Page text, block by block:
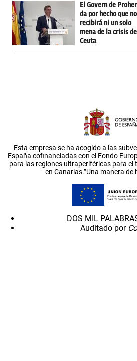
El Govern de
da por hecho que no
recibirá ni un solo
mena de la crisis de
Ceuta
Esta empresa se ha acogido a las
España cofinanciadas con el Fondo
para las regiones ultraperiféricas para
en Canarias.”Una manera de
DOS MIL
Auditado por